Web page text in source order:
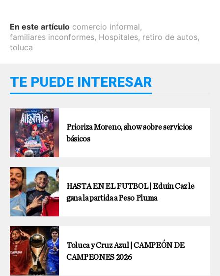
En este artículo comercio informal,
familiares inconformes, Hospitales, retiro de autos,
toluca
TE PUEDE INTERESAR
Prioriza Moreno, show sobre servicios
básicos
HASTA EN EL FUTBOL | Eduin Caz le
gana la partida a Peso Pluma
Toluca y Cruz Azul | CAMPEÓN DE
CAMPEONES 2026